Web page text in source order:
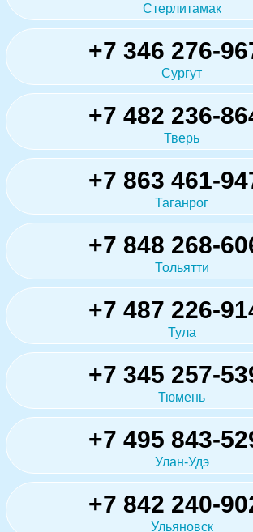
Стерлитамак
+7 346 276-
Сургут
+7 482 236-
Тверь
+7 863 461-
Таганрог
+7 848 268-
Тольятти
+7 487 226-
Тула
+7 345 257-
Тюмень
+7 495 843-
Улан-Удэ
+7 842 240-
Ульяновск